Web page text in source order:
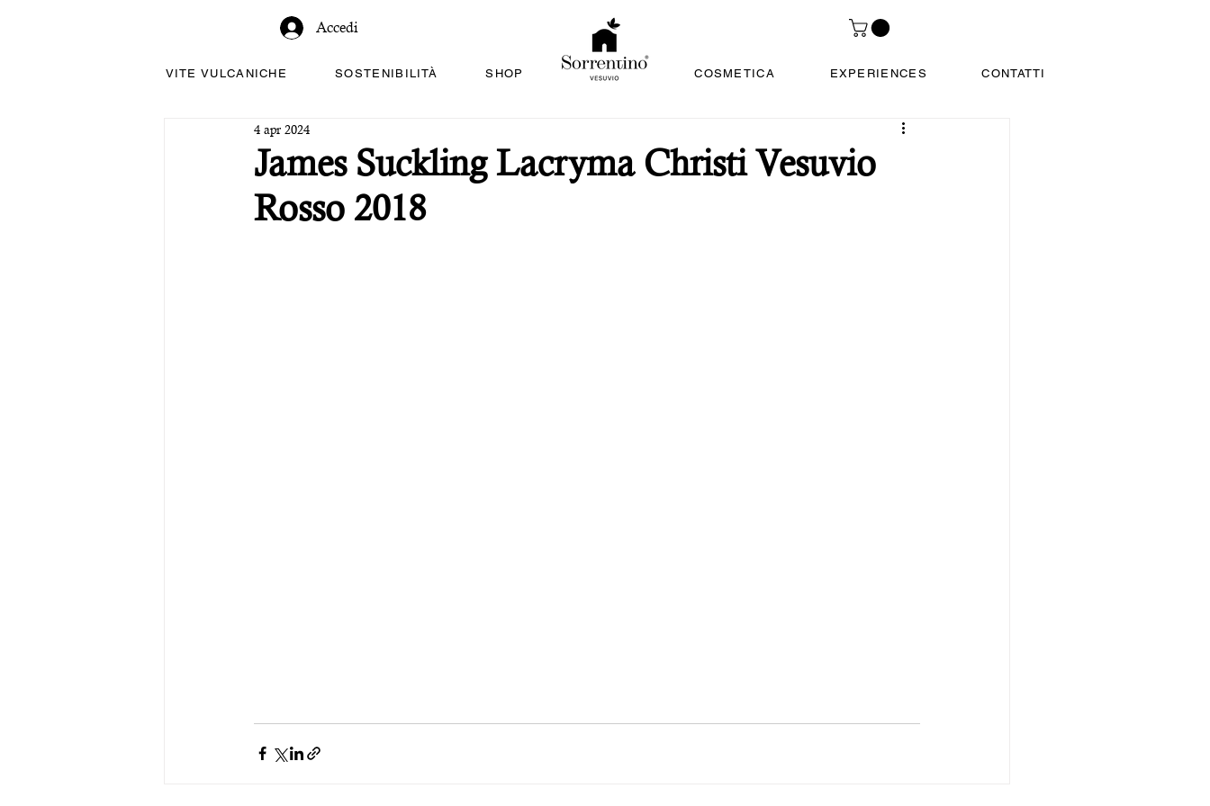
Accedi
VITE VULCANICHE SOSTENIBILITÀ SHOP COSMETICA EXPERIENCES CONTATTI
James Suckling Lacryma Christi Vesuvio
Rosso 2018
4 apr 2024